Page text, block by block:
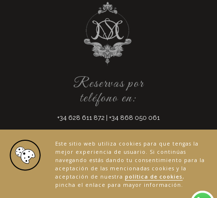
Este sitio web utiliza cookies para que tengas la
mejor experiencia de usuario. Si continúas
navegando estás dando tu consentimiento para la
aceptación de las mencionadas cookies y la
aceptación de nuestra política de cookies,
pincha el enlace para mayor información.
Reservas por
teléfono en:
+34 628 611 872 +34 868 050 061
Desarrollado porDigital Creatio. © 2026 Mesón
Restaurante Casa de los Musso | Lorca, Murcia. Todos